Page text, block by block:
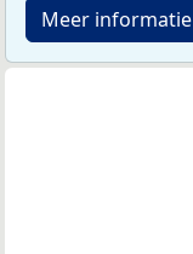
Meer informatie